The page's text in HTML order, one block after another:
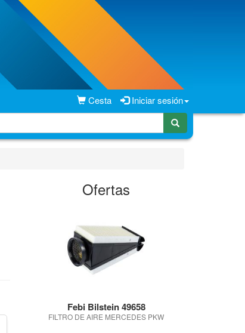
Cesta Iniciar sesión
Ofertas
Febi Bilstein 49658
FILTRO DE AIRE MERCEDES PKW